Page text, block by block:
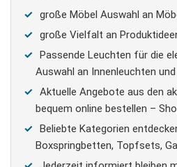
große Möbel Auswahl an
große Vielfalt an
Passende Leuchten für die
Auswahl an Innenleuchten
Aktuelle Angebote aus den
bequem online bestellen –
Beliebte Kategorien
Boxspringbetten, Topfsets,